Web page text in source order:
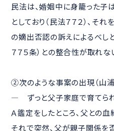
民法は、婚姻中に身籠った子
としており（民法７７２）、そ
の嫡出否認の訴えによるべしと
７７５条）との整合性が取れな
②次のような事案の出現（山
― ずっと父子家庭で育てられ
Ａ鑑定をしたところ、父との
それで突然、父が親子関係を